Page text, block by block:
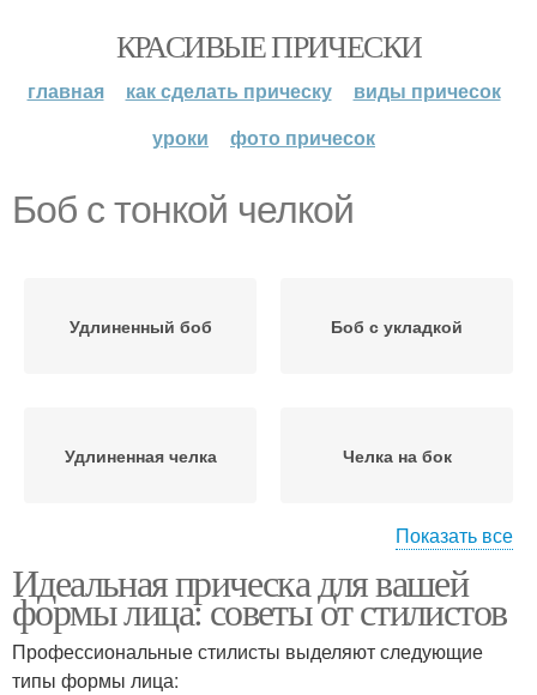
КРАСИВЫЕ ПРИЧЕСКИ
главная как сделать прическу
виды причесок
уроки
фото причесок
Боб с тонкой челкой
Удлиненный боб Боб с укладкой
Удлиненная челка Челка на бок
Изящный боб Короткий боб
Показать все
Идеальная прическа для вашей
формы лица: советы от стилистов
Профессиональные стилисты выделяют следующие
типы формы лица: